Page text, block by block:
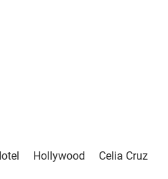
Hollywood Celia Cruz